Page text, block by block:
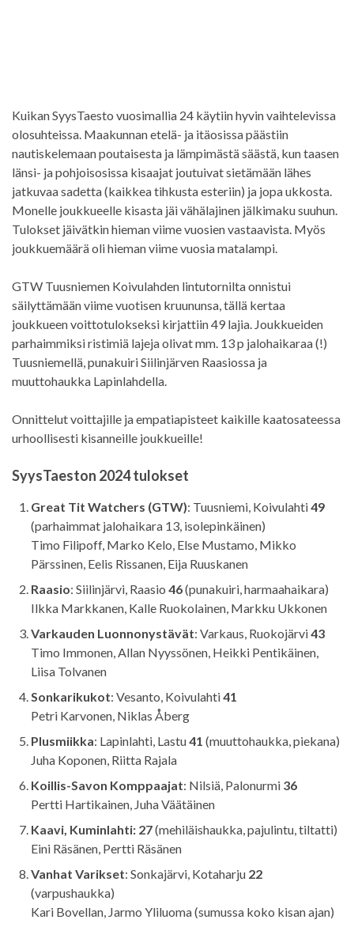
Kuikan SyysTaesto vuosimallia 24 käytiin hyvin vaihtelevissa
olosuhteissa. Maakunnan etelä- ja itäosissa päästiin
nautiskelemaan poutaisesta ja lämpimästä säästä, kun taasen
länsi- ja pohjoisosissa kisaajat joutuivat sietämään lähes
jatkuvaa sadetta (kaikkea tihkusta esteriin) ja jopa ukkosta.
Monelle joukkueelle kisasta jäi vähälajinen jälkimaku suuhun.
Tulokset jäivätkin hieman viime vuosien vastaavista. Myös
joukkuemäärä oli hieman viime vuosia matalampi.
GTW Tuusniemen Koivulahden lintutornilta onnistui
säilyttämään viime vuotisen kruununsa, tällä kertaa
joukkueen voittotulokseksi kirjattiin 49 lajia. Joukkueiden
parhaimmiksi ristimiä lajeja olivat mm. 13 p jalohaikaraa (!)
Tuusniemellä, punakuiri Siilinjärven Raasiossa ja
muuttohaukka Lapinlahdella.
Onnittelut voittajille ja empatiapisteet kaikille kaatosateessa
urhoollisesti kisanneille joukkueille!
SyysTaeston 2024 tulokset
Great Tit Watchers (GTW): Tuusniemi, Koivulahti49
(parhaimmat jalohaikara 13, isolepinkäinen)
Timo Filipoff, Marko Kelo, Else Mustamo, Mikko
Pärssinen, Eelis Rissanen, Eija Ruuskanen
Raasio: Siilinjärvi, Raasio 46(punakuiri, harmaahaikara)
Ilkka Markkanen, Kalle Ruokolainen, Markku Ukkonen
Varkauden Luonnonystävät: Varkaus, Ruokojärvi43
Timo Immonen, Allan Nyyssönen, Heikki Pentikäinen,
Liisa Tolvanen
Sonkarikukot: Vesanto, Koivulahti41
Petri Karvonen, Niklas Åberg
Plusmiikka: Lapinlahti, Lastu41 (muuttohaukka, piekana)
Juha Koponen, Riitta Rajala
Koillis-Savon Komppaajat: Nilsiä, Palonurmi 36
Pertti Hartikainen, Juha Väätäinen
Kaavi, Kuminlahti: 27(mehiläishaukka, pajulintu, tiltatti)
Eini Räsänen, Pertti Räsänen
Vanhat Varikset: Sonkajärvi, Kotaharju 22
(varpushaukka)
Kari Bovellan, Jarmo Yliluoma (sumussa koko kisan ajan)